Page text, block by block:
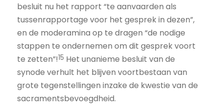
besluit nu het rapport “te aanvaarden als
tussen­­rapportage voor het gesprek in dezen”,
en de moderamina op te dragen “de nodige
stappen te ondernemen om dit gesprek voort
te zetten”!15 Het unanieme besluit van de
synode verhult het blijven voortbestaan van
grote tegenstellingen inzake de kwestie van de
sacramentsbevoegdheid.